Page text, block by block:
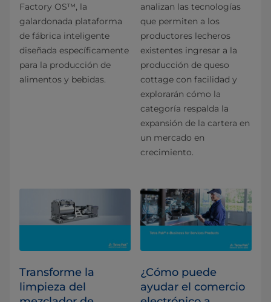
Factory OS™, la
galardonada plataforma
de fábrica inteligente
diseñada específicamente
para la producción de
alimentos y bebidas.
analizan las tecnologías
que permiten a los
productores lecheros
existentes ingresar a la
producción de queso
cottage con facilidad y
explorarán cómo la
categoría respalda la
expansión de la cartera en
un mercado en
crecimiento.
Transforme la
limpieza del
¿Cómo puede
ayudar el comercio